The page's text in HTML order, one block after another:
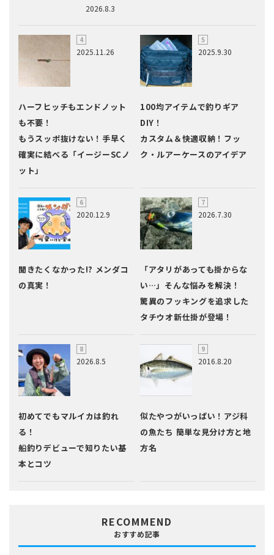
2026.8.3
2025.11.26
ハーフヒッチもエンドノット
も不要！
もうスッポ抜けない！手早く
確実に結べる「イージーSCノ
ット」
2025.9.30
100均アイテムで釣りギア
DIY！
カスタム＆快適収納！フッ
ク・ルアーケースのアイデア
2020.12.9
聞きたくなかった!? メンダコ
の真実！
2026.7.30
「アタリがあっても掛からな
い…」そんな悩みを解決！
驚異のフッキングを追求した
タチウオ新仕掛が登場！
2026.8.5
初めてでもマルイカは釣れ
る！
船釣りデビューで知りたい基
本とコツ
2016.8.20
似たやつがいっぱい！アジ科
の魚たち 簡単な見分け方と地
方名
RECOMMEND
おすすめ記事